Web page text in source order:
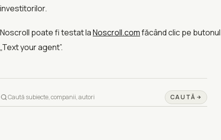
investitorilor.
Noscroll poate fi testat laNoscroll.comfăcând clic pe butonul
„Text your agent”.
CAUTĂ